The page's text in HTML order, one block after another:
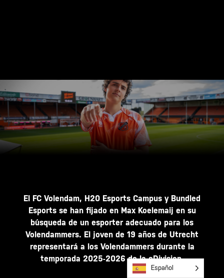
El FC Volendam, H20 Esports Campus y Bundled
Esports se han fijado en Max Koelemaij en su
búsqueda de un esporter adecuado para los
Volendammers. El joven de 19 años de Utrecht
representará a los Volendammers durante la
temporada 2025-2026 de la eDivision.
Español